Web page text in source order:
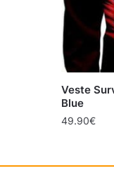
Veste
Blue
49.90€